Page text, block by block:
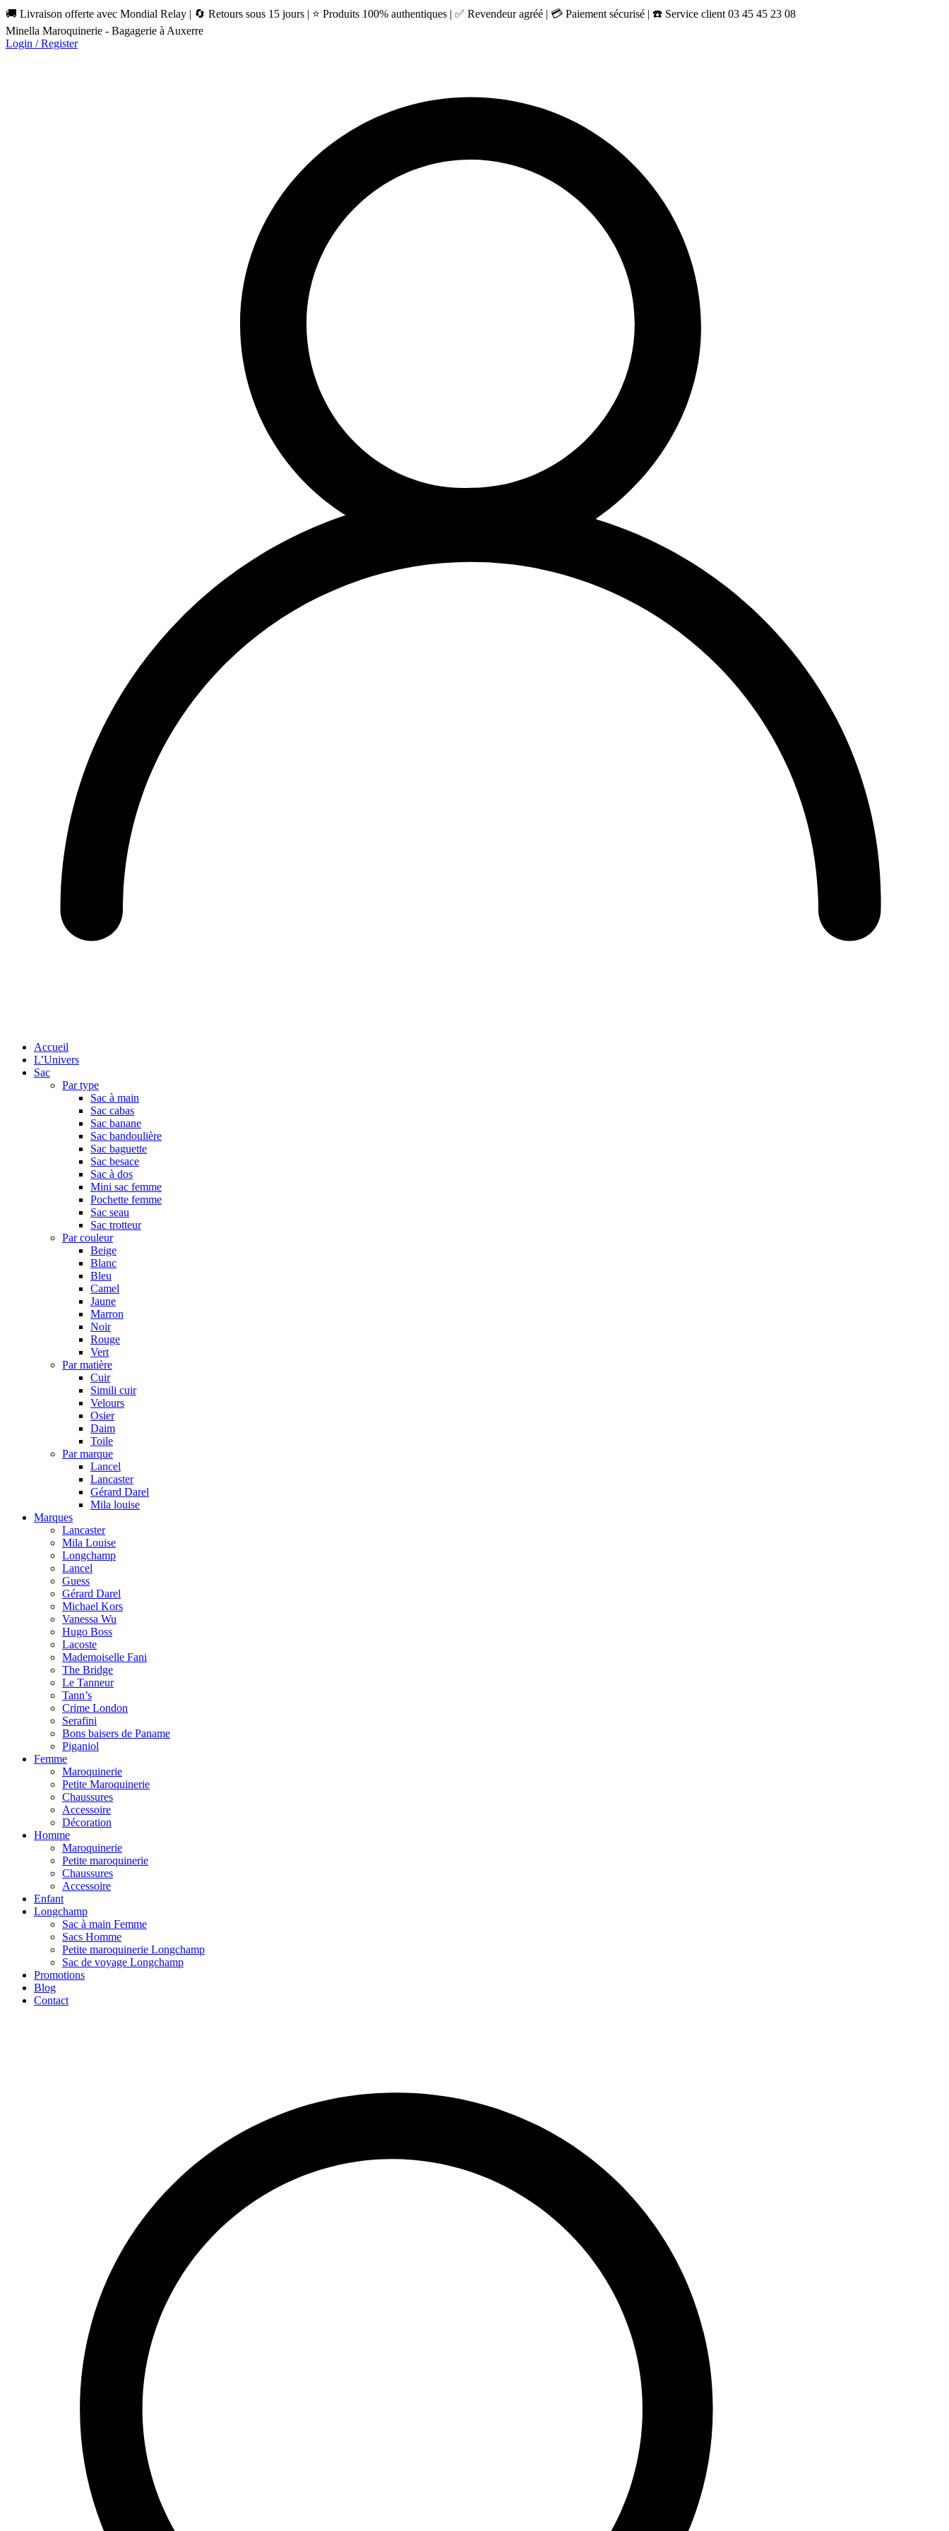
🚚 Livraison offerte avec Mondial Relay | 🔄 Retours sous 15 jours | ⭐ Produits 100% authentiques | ✅ Revendeur agréé | 💳 Paiement sécurisé | ☎️ Service client 03 45 45 23 08
Minella Maroquinerie - Bagagerie à Auxerre
Login / Register
Accueil
L’Univers
Sac
Par type
Sac à main
Sac cabas
Sac banane
Sac bandoulière
Sac baguette
Sac besace
Sac à dos
Mini sac femme
Pochette femme
Sac seau
Sac trotteur
Par couleur
Beige
Blanc
Bleu
Camel
Jaune
Marron
Noir
Rouge
Vert
Par matière
Cuir
Simili cuir
Velours
Osier
Daim
Toile
Par marque
Lancel
Lancaster
Gérard Darel
Mila louise
Marques
Lancaster
Mila Louise
Longchamp
Lancel
Guess
Gérard Darel
Michael Kors
Vanessa Wu
Hugo Boss
Lacoste
Mademoiselle Fani
The Bridge
Le Tanneur
Tann’s
Crime London
Serafini
Bons baisers de Paname
Piganiol
Femme
Maroquinerie
Petite Maroquinerie
Chaussures
Accessoire
Décoration
Homme
Maroquinerie
Petite maroquinerie
Chaussures
Accessoire
Enfant
Longchamp
Sac à main Femme
Sacs Homme
Petite maroquinerie Longchamp
Sac de voyage Longchamp
Promotions
Blog
Contact